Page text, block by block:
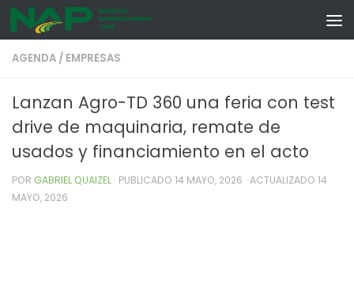
Skip to content
AGENDA / EMPRESAS
Lanzan Agro-TD 360 una feria con test
drive de maquinaria, remate de
usados y financiamiento en el acto
POR GABRIEL QUAIZEL · PUBLICADO 14 MAYO, 2026 · ACTUALIZADO 14
MAYO, 2026